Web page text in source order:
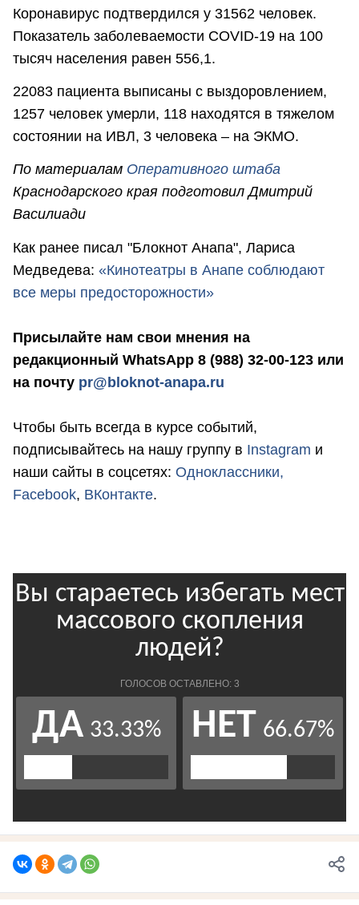
Коронавирус подтвердился у 31562 человек.
Показатель заболеваемости COVID-19 на 100
тысяч населения равен 556,1.
22083 пациента выписаны с выздоровлением,
1257 человек умерли, 118 находятся в тяжелом
состоянии на ИВЛ, 3 человека – на ЭКМО.
По материалам Оперативного штаба
Краснодарского края подготовил Дмитрий
Василиади
Как ранее писал "Блокнот Анапа", Лариса
Медведева: «Кинотеатры в Анапе соблюдают
все меры предосторожности»
Присылайте нам свои мнения на
редакционный WhatsApp 8 (988) 32-00-123 или
на почту pr@bloknot-anapa.ru
Чтобы быть всегда в курсе событий,
подписывайтесь на нашу группу в Instagram и
наши сайты в соцсетях: Одноклассники,
Facebook, ВКонтакте.